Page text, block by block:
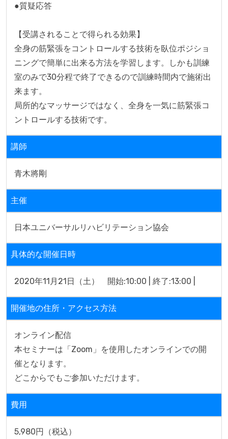
●質疑応答
【受講されることで得られる効果】
全身の筋緊張をコントロールする技術を臥位ポジショ
ニングで簡単に出来る方法を学習します。しかも訓練
室のみで30分程で終了できるので訓練時間内で施術出
来ます。
局所的なマッサージではなく、全身を一気に筋緊張コ
ントロールする技術です。
講師
青木將剛
主催
日本ユニバーサルリハビリテーション協会
具体的な開催日時
2020年11月21日（土）　開始:10:00 | 終了:13:00 |
開催地の住所・アクセス方法
オンライン配信
本セミナーは「Zoom」を使用したオンラインでの開
催となります。
どこからでもご参加いただけます。
費用
5,980円（税込）